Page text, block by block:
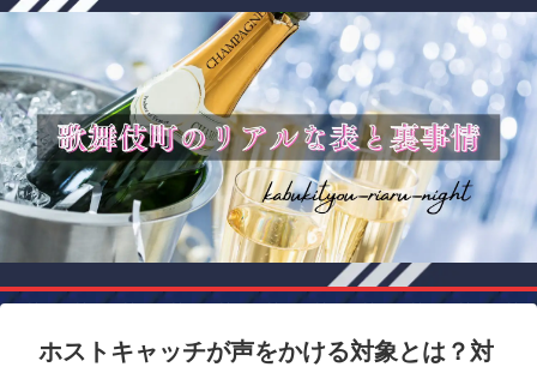
ホストキャッチが声をかける対象とは？対